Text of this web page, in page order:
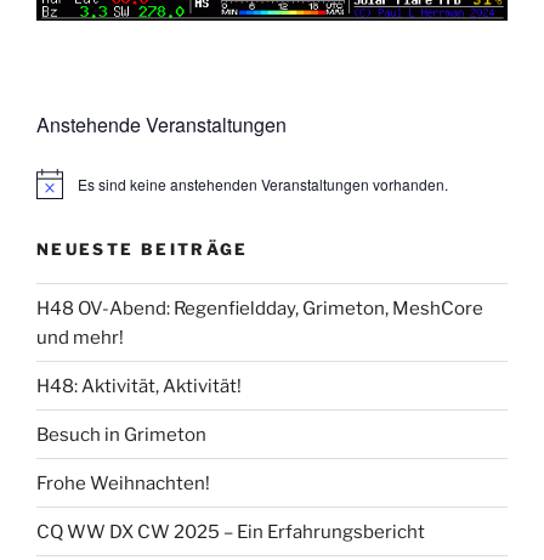
Anstehende Veranstaltungen
Es sind keine anstehenden Veranstaltungen vorhanden.
NEUESTE BEITRÄGE
H48 OV-Abend: Regenfieldday, Grimeton, MeshCore
und mehr!
H48: Aktivität, Aktivität!
Besuch in Grimeton
Frohe Weihnachten!
CQ WW DX CW 2025 – Ein Erfahrungsbericht